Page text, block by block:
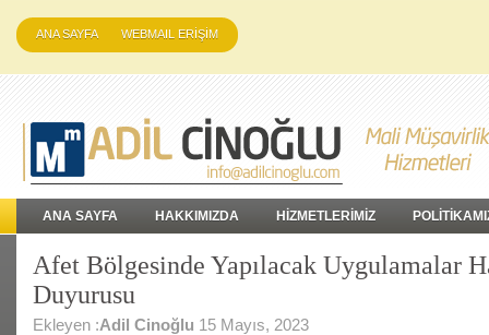
ANA SAYFA WEBMAIL ERİŞİM
ANA SAYFA HAKKIMIZDA HİZMETLERİMİZ
Afet Bölgesinde Yapılacak Uygulamalar
Duyurusu
Ekleyen :Adil Cinoğlu 15 Mayıs, 2023